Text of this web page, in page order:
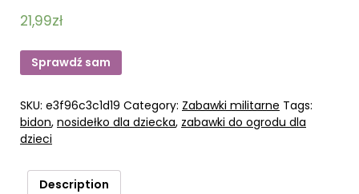
21,99zł
Sprawdź sam
SKU: e3f96c3c1d19 Category: Zabawki militarne Tags:
bidon, nosidełko dla dziecka, zabawki do ogrodu dla
dzieci
Description